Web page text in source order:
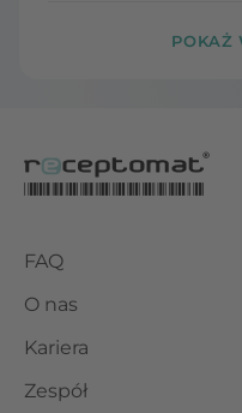
FAQ
O nas
Kariera
Zespół